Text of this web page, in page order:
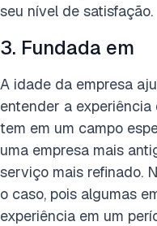
seu nível de satisfação.
3. Fundada em
A idade da empresa
entender a
tem em um campo
uma empresa mais
serviço mais refinado.
o caso, pois algumas
experiência em um